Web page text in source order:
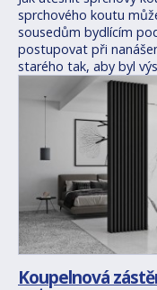
sprchového koutu
sousedům bydlícím
postupovat při
starého tak, aby byl
Koupelnová